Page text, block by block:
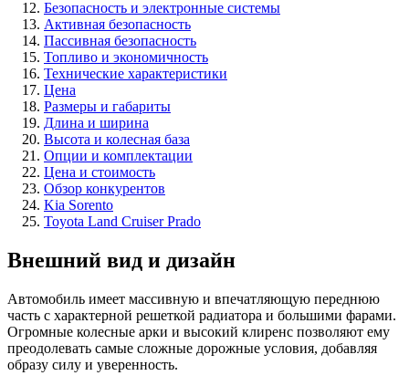
Безопасность и электронные системы
Активная безопасность
Пассивная безопасность
Топливо и экономичность
Технические характеристики
Цена
Размеры и габариты
Длина и ширина
Высота и колесная база
Опции и комплектации
Цена и стоимость
Обзор конкурентов
Kia Sorento
Toyota Land Cruiser Prado
Внешний вид и дизайн
Автомобиль имеет массивную и впечатляющую переднюю
часть с характерной решеткой радиатора и большими фарами.
Огромные колесные арки и высокий клиренс позволяют ему
преодолевать самые сложные дорожные условия, добавляя
образу силу и уверенность.